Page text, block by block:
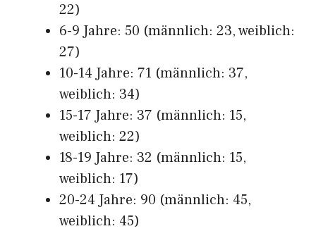
22)
6-9 Jahre: 50 (männlich: 23, weiblich:
27)
10-14 Jahre: 71 (männlich: 37,
weiblich: 34)
15-17 Jahre: 37 (männlich: 15,
weiblich: 22)
18-19 Jahre: 32 (männlich: 15,
weiblich: 17)
20-24 Jahre: 90 (männlich: 45,
weiblich: 45)